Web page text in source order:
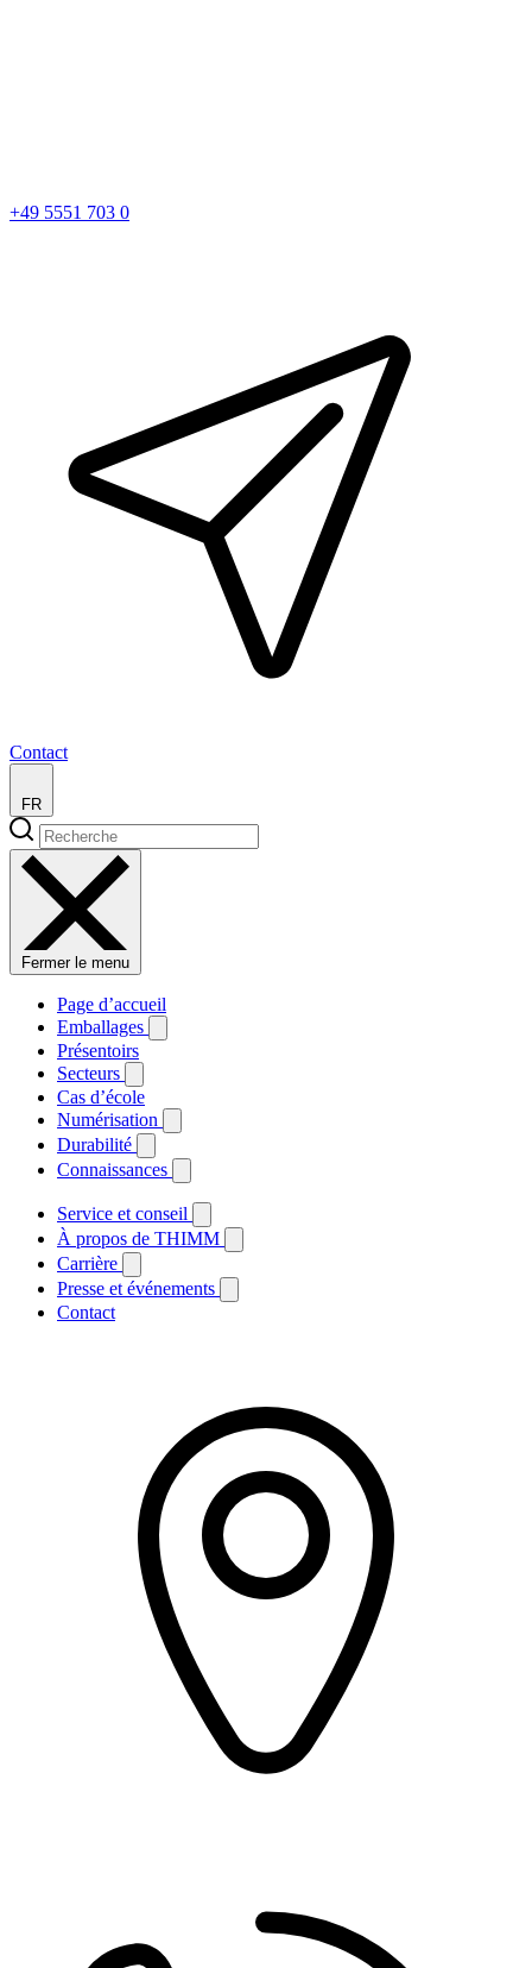
+49 5551 703 0
Contact
FR
Fermer le menu
Page d’accueil
Emballages
Présentoirs
Secteurs
Cas d’école
Numérisation
Durabilité
Connaissances
Service et conseil
À propos de THIMM
Carrière
Presse et événements
Contact